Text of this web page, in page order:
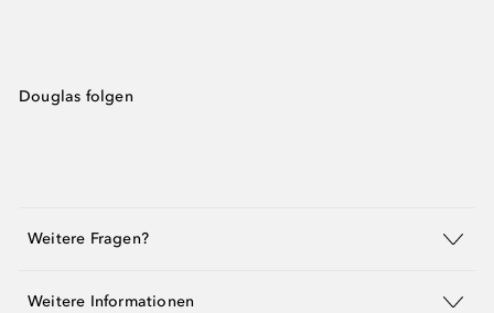
Douglas folgen
Weitere Fragen?
Weitere Informationen